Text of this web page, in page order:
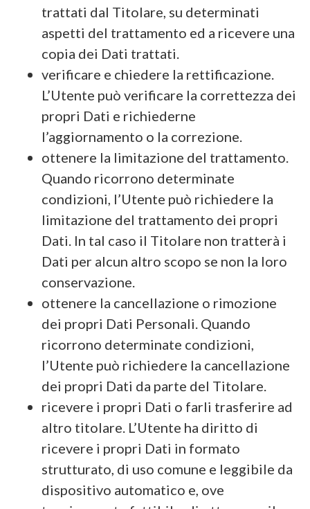
trattati dal Titolare, su determinati
aspetti del trattamento ed a ricevere una
copia dei Dati trattati.
verificare e chiedere la rettificazione.
L’Utente può verificare la correttezza dei
propri Dati e richiederne
l’aggiornamento o la correzione.
ottenere la limitazione del trattamento.
Quando ricorrono determinate
condizioni, l’Utente può richiedere la
limitazione del trattamento dei propri
Dati. In tal caso il Titolare non tratterà i
Dati per alcun altro scopo se non la loro
conservazione.
ottenere la cancellazione o rimozione
dei propri Dati Personali. Quando
ricorrono determinate condizioni,
l’Utente può richiedere la cancellazione
dei propri Dati da parte del Titolare.
ricevere i propri Dati o farli trasferire ad
altro titolare. L’Utente ha diritto di
ricevere i propri Dati in formato
strutturato, di uso comune e leggibile da
dispositivo automatico e, ove